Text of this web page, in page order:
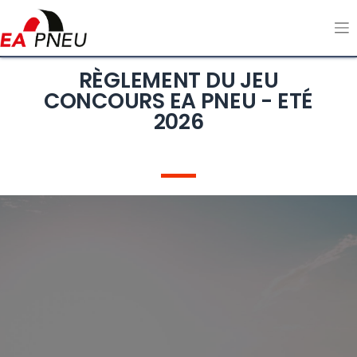
RÈGLEMENT DU JEU
CONCOURS EA PNEU - ETÉ
2026